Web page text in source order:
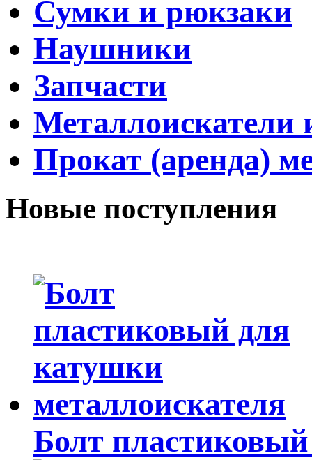
Сумки и рюкзаки
Наушники
Запчасти
Металлоискатели
Прокат (аренда)
Новые поступления
Болт